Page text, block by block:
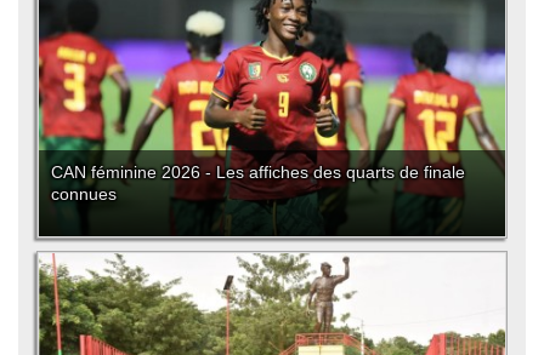
CAN féminine 2026 - Les affiches des quarts de finale
connues